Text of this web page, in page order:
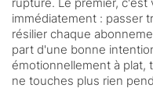
immédiatement : passer
résilier chaque
part d'une bonne
émotionnellement à plat,
ne touches plus rien